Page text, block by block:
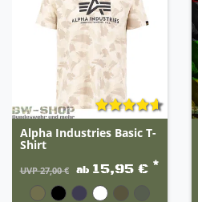
Alpha Industries Basic T-
Shirt
UVP 27,00 € ab 15,95 € *